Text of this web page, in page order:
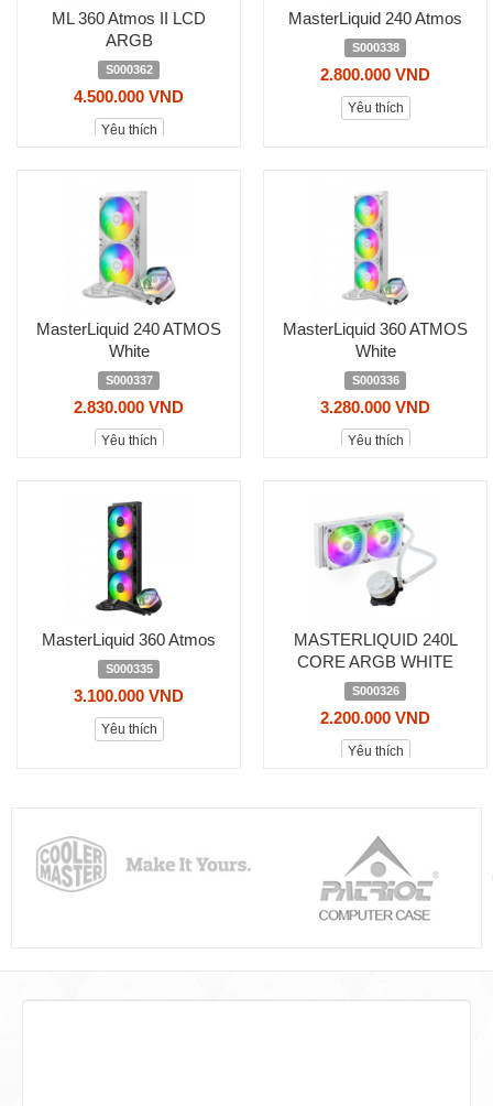
ML 360 Atmos II LCD
ARGB
S000362
4.500.000 VND
Yêu thích
MasterLiquid 240 Atmos
S000338
2.800.000 VND
Yêu thích
MasterLiquid 240 ATMOS
White
S000337
2.830.000 VND
Yêu thích
MasterLiquid 360 ATMOS
White
S000336
3.280.000 VND
Yêu thích
MasterLiquid 360 Atmos
S000335
3.100.000 VND
Yêu thích
MASTERLIQUID 240L
CORE ARGB WHITE
S000326
2.200.000 VND
Yêu thích